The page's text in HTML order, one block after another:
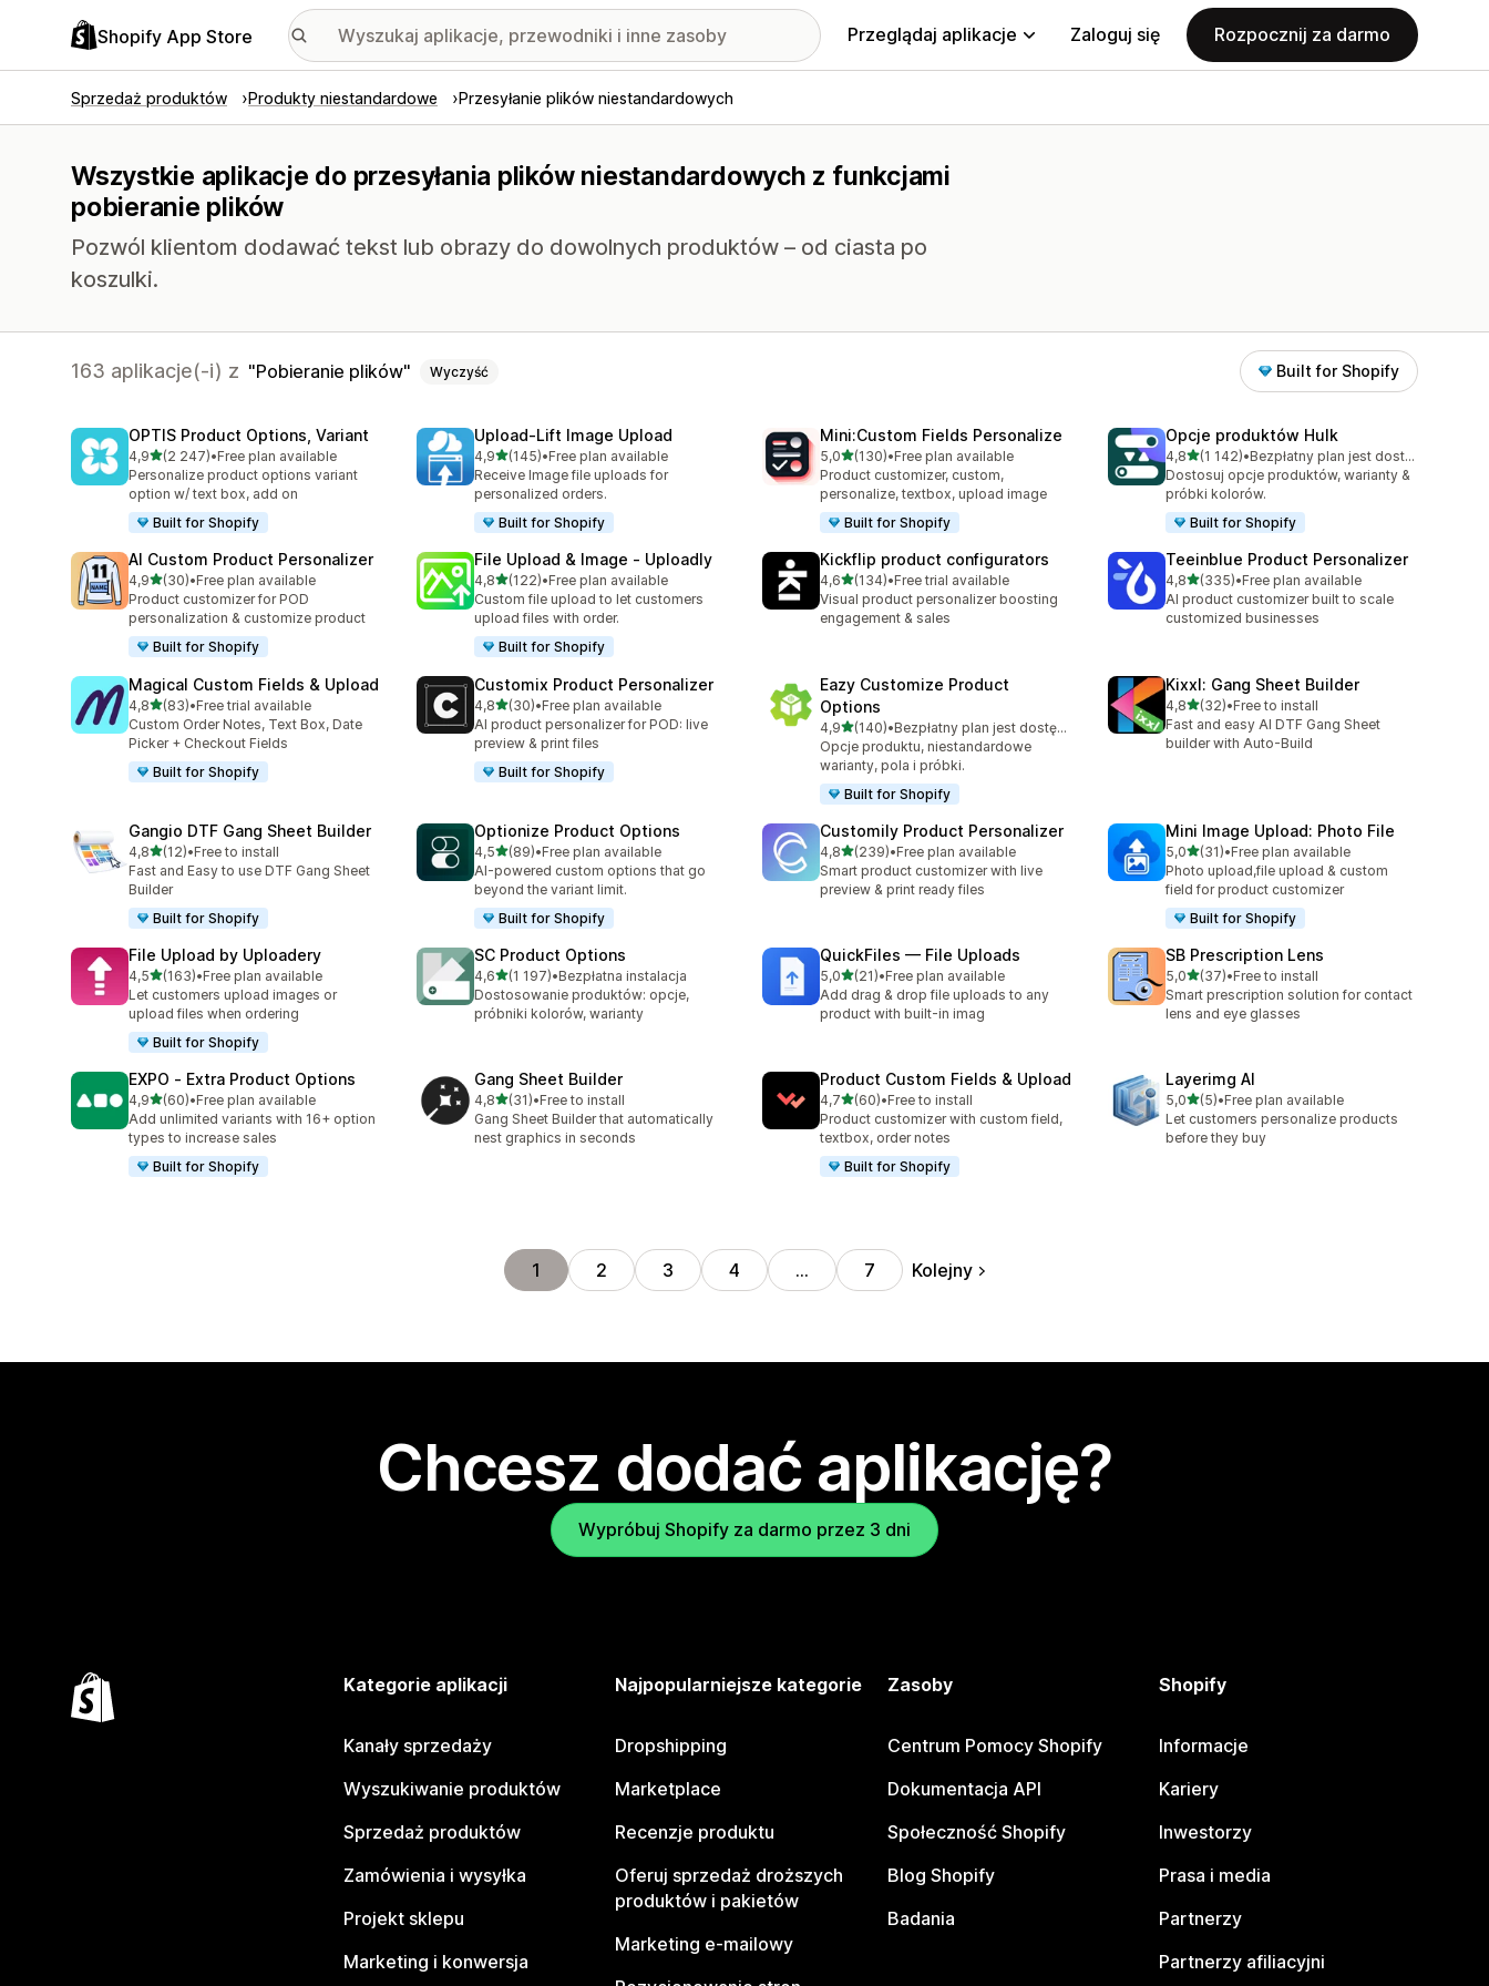
Shopify App Store Przeglądaj aplikacje Zaloguj się Rozpocznij za darmo
Sprzedaż produktów Produkty niestandardowe Przesyłanie plików niestandardowych
Wszystkie aplikacje do przesyłania plików niestandardowych z funkcjami
pobieranie plików
Pozwól klientom dodawać tekst lub obrazy do dowolnych produktów – od ciasta po
koszulki.
163 aplikacje(-i) z Pobieranie plików Wyczyść Built for Shopify
OPTIS Product Options, Variant
4,9na 5 gwiazdek
(2 247)
Łączna liczba recenzji: 2247
•Free plan available
Personalize product options variant
option w/ text box, add on
Built for Shopify
Upload‑Lift Image Upload
4,9na 5 gwiazdek
(145)
Łączna liczba recenzji: 145
•Free plan available
Receive Image file uploads for
personalized orders.
Built for Shopify
Mini:Custom Fields Personalize
5,0na 5 gwiazdek
(130)
Łączna liczba recenzji: 130
•Free plan available
Product customizer, custom,
personalize, textbox, upload image
Built for Shopify
Opcje produktów Hulk
4,8na 5 gwiazdek
(1 142)
Łączna liczba recenzji: 1142
•
Bezpłatny plan jest dostępny
Dostosuj opcje produktów, warianty &
próbki kolorów.
Built for Shopify
AI Custom Product Personalizer
4,9na 5 gwiazdek
(30)
Łączna liczba recenzji: 30
•Free plan available
Product customizer for POD
personalization & customize product
Built for Shopify
File Upload & Image ‑ Uploadly
4,8na 5 gwiazdek
(122)
Łączna liczba recenzji: 122
•Free plan available
Custom file upload to let customers
upload files with order.
Built for Shopify
Kickflip product configurators
4,6na 5 gwiazdek
(134)
Łączna liczba recenzji: 134
•Free trial available
Visual product personalizer boosting
engagement & sales
Teeinblue Product Personalizer
4,8na 5 gwiazdek
(335)
Łączna liczba recenzji: 335
•Free plan available
AI product customizer built to scale
customized businesses
Magical Custom Fields & Upload
4,8na 5 gwiazdek
(83)
Łączna liczba recenzji: 83
•Free trial available
Custom Order Notes, Text Box, Date
Picker + Checkout Fields
Built for Shopify
Customix Product Personalizer
4,8na 5 gwiazdek
(30)
Łączna liczba recenzji: 30
•Free plan available
AI product personalizer for POD: live
preview & print files
Built for Shopify
Eazy Customize Product
Options
4,9na 5 gwiazdek
(140)
Łączna liczba recenzji: 140
•
Bezpłatny plan jest dostępny
Opcje produktu, niestandardowe
warianty, pola i próbki.
Built for Shopify
Kixxl: Gang Sheet Builder
4,8na 5 gwiazdek
(32)
Łączna liczba recenzji: 32
•Free to install
Fast and easy AI DTF Gang Sheet
builder with Auto-Build
Gangio DTF Gang Sheet Builder
4,8na 5 gwiazdek
(12)
Łączna liczba recenzji: 12
•Free to install
Fast and Easy to use DTF Gang Sheet
Builder
Built for Shopify
Optionize Product Options
4,5na 5 gwiazdek
(89)
Łączna liczba recenzji: 89
•Free plan available
AI-powered custom options that go
beyond the variant limit.
Built for Shopify
Customily Product Personalizer
4,8na 5 gwiazdek
(239)
Łączna liczba recenzji: 239
•Free plan available
Smart product customizer with live
preview & print ready files
Mini Image Upload: Photo File
5,0na 5 gwiazdek
(31)
Łączna liczba recenzji: 31
•Free plan available
Photo upload,file upload & custom
field for product customizer
Built for Shopify
File Upload by Uploadery
4,5na 5 gwiazdek
(163)
Łączna liczba recenzji: 163
•Free plan available
Let customers upload images or
upload files when ordering
Built for Shopify
SC Product Options
4,6na 5 gwiazdek
(1 197)
Łączna liczba recenzji: 1197
•Bezpłatna instalacja
Dostosowanie produktów: opcje,
próbniki kolorów, warianty
QuickFiles — File Uploads
5,0na 5 gwiazdek
(21)
Łączna liczba recenzji: 21
•Free plan available
Add drag & drop file uploads to any
product with built-in imag
SB Prescription Lens
5,0na 5 gwiazdek
(37)
Łączna liczba recenzji: 37
•Free to install
Smart prescription solution for contact
lens and eye glasses
EXPO ‑ Extra Product Options
4,9na 5 gwiazdek
(60)
Łączna liczba recenzji: 60
•Free plan available
Add unlimited variants with 16+ option
types to increase sales
Built for Shopify
Gang Sheet Builder
4,8na 5 gwiazdek
(31)
Łączna liczba recenzji: 31
•Free to install
Gang Sheet Builder that automatically
nest graphics in seconds
Product Custom Fields & Upload
4,7na 5 gwiazdek
(60)
Łączna liczba recenzji: 60
•Free to install
Product customizer with custom field,
textbox, order notes
Built for Shopify
Layerimg AI
5,0na 5 gwiazdek
(5)
Łączna liczba recenzji: 5
•Free plan available
Let customers personalize products
before they buy
1 2 3 4 … 7 Kolejny
Chcesz dodać aplikację?
Wypróbuj Shopify za darmo przez 3 dni
Kategorie aplikacji
Kanały sprzedaży
Wyszukiwanie produktów
Sprzedaż produktów
Zamówienia i wysyłka
Projekt sklepu
Marketing i konwersja
Najpopularniejsze kategorie
Dropshipping
Marketplace
Recenzje produktu
Oferuj sprzedaż droższych
produktów i pakietów
Marketing e-mailowy
Zasoby
Centrum Pomocy Shopify
Dokumentacja API
Społeczność Shopify
Blog Shopify
Badania
Shopify
Informacje
Kariery
Inwestorzy
Prasa i media
Partnerzy
Partnerzy afiliacyjni